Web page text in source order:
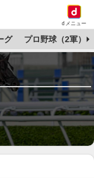
dメニュー
グ プロ野球（2軍）